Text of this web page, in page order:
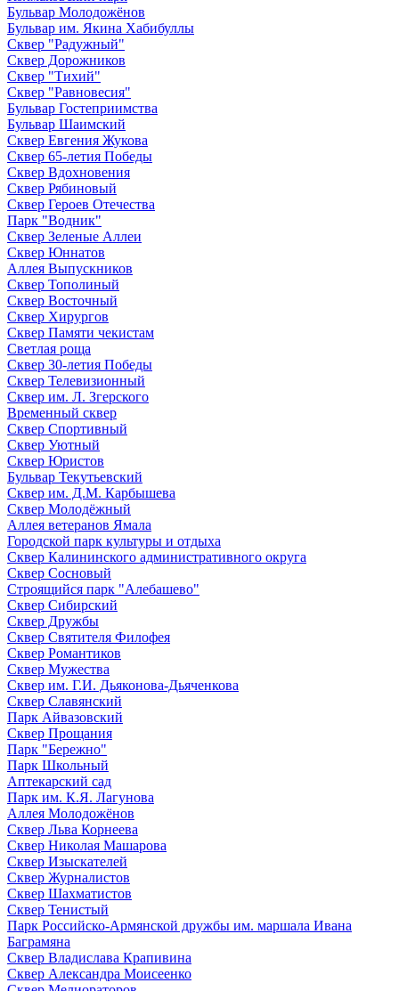
Бульвар Молодожёнов
Бульвар им. Якина Хабибуллы
Сквер "Радужный"
Сквер Дорожников
Сквер "Тихий"
Cквер "Равновесия"
Бульвар Гостеприимства
Бульвар Шаимский
Сквер Евгения Жукова
Сквер 65-летия Победы
Сквер Вдохновения
Сквер Рябиновый
Сквер Героев Отечества
Парк "Водник"
Сквер Зеленые Аллеи
Сквер Юннатов
Аллея Выпускников
Сквер Тополиный
Сквер Восточный
Сквер Хирургов
Сквер Памяти чекистам
Светлая роща
Сквер 30-летия Победы
Сквер Телевизионный
Сквер им. Л. Згерского
Временный сквер
Сквер Спортивный
Сквер Уютный
Сквер Юристов
Бульвар Текутьевский
Сквер им. Д.М. Карбышева
Сквер Молодёжный
Аллея ветеранов Ямала
Городской парк культуры и отдыха
Сквер Калининского административного округа
Сквер Сосновый
Строящийся парк "Алебашево"
Сквер Сибирский
Сквер Дружбы
Сквер Святителя Филофея
Сквер Романтиков
Сквер Мужества
Сквер им. Г.И. Дьяконова-Дьяченкова
Сквер Славянский
Парк Айвазовский
Сквер Прощания
Парк "Бережно"
Парк Школьный
Аптекарский сад
Парк им. К.Я. Лагунова
Аллея Молодожёнов
Сквер Льва Корнеева
Сквер Николая Машарова
Сквер Изыскателей
Сквер Журналистов
Сквер Шахматистов
Сквер Тенистый
Парк Российско-Армянской дружбы им. маршала Ивана
Баграмяна
Сквер Владислава Крапивина
Сквер Александра Моисеенко